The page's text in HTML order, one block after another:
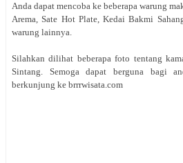
Anda dapat mencoba ke beberapa warung
Arema, Sate Hot Plate, Kedai Bakmi
warung lainnya.
Silahkan dilihat beberapa foto tentang
Sintang. Semoga dapat berguna bagi
berkunjung ke brrrwisata.com